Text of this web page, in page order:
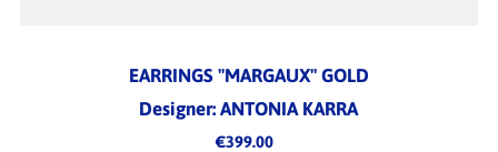
EARRINGS "MARGAUX" GOLD
Designer: ANTONIA KARRA
€399.00